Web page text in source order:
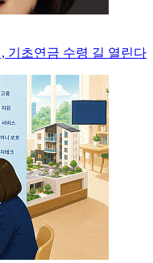
기초연금 수령 길 열린다